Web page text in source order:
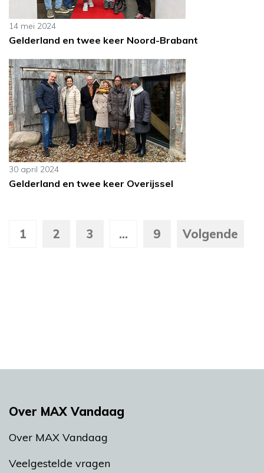
14 mei 2024
Gelderland en twee keer Noord-Brabant
30 april 2024
Gelderland en twee keer Overijssel
1 2 3 ... 9 Volgende
Over MAX Vandaag
Over MAX Vandaag
Veelgestelde vragen